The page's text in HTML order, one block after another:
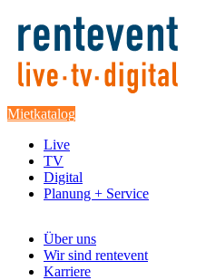
Mietkatalog
Live
TV
Digital
Planung + Service
Über uns
Wir sind rentevent
Karriere